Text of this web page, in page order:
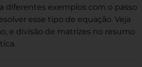
diferentes exemplos com o passo
esse tipo de equação. Veja
e divisão de matrizes no resumo